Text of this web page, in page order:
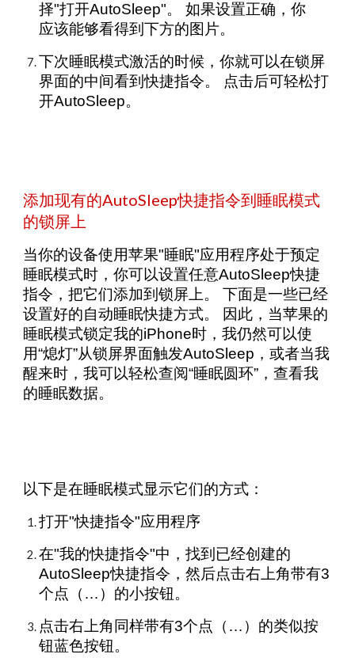
择"打开AutoSleep"。 如果设置正确，你
应该能够看得到下方的图片。
下次睡眠模式激活的时候，你就可以在锁屏
界面的中间看到快捷指令。 点击后可轻松打
开AutoSleep。
添加现有的AutoSleep快捷指令到睡眠模式
的锁屏上
当你的设备使用苹果"睡眠"应用程序处于预定
睡眠模式时，你可以设置任意AutoSleep快捷
指令，把它们添加到锁屏上。 下面是一些已经
设置好的自动睡眠快捷方式。 因此，当苹果的
睡眠模式锁定我的iPhone时，我仍然可以使
用“熄灯”从锁屏界面触发AutoSleep，或者当我
醒来时，我可以轻松查阅“睡眠圆环”，查看我
的睡眠数据。
以下是在睡眠模式显示它们的方式：
打开"快捷指令"应用程序
在"我的快捷指令"中，找到已经创建的
AutoSleep快捷指令，然后点击右上角带有3
个点（…）的小按钮。
点击右上角同样带有3个点（…）的类似按
钮蓝色按钮。